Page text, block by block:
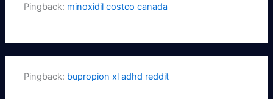
Pingback: minoxidil costco canada
Pingback: bupropion xl adhd reddit